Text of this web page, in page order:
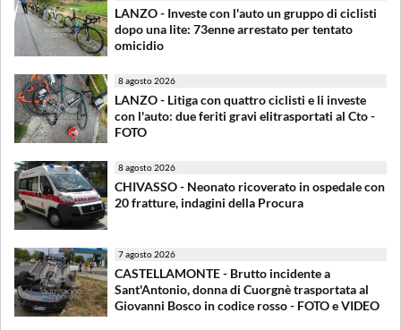
LANZO - Investe con l'auto un gruppo di ciclisti
dopo una lite: 73enne arrestato per tentato
omicidio
8 agosto 2026
LANZO - Litiga con quattro ciclisti e li investe
con l'auto: due feriti gravi elitrasportati al Cto -
FOTO
8 agosto 2026
CHIVASSO - Neonato ricoverato in ospedale con
20 fratture, indagini della Procura
7 agosto 2026
CASTELLAMONTE - Brutto incidente a
Sant'Antonio, donna di Cuorgnè trasportata al
Giovanni Bosco in codice rosso - FOTO e VIDEO